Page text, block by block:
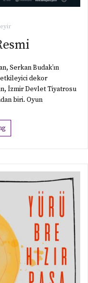
Serkan Budak’ın
dekor
biri. Oyun